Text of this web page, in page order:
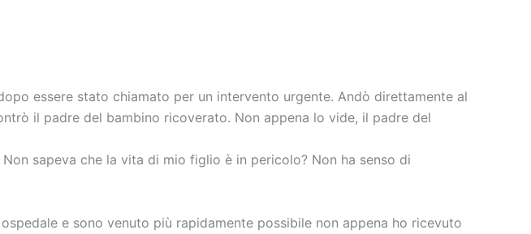
essere stato chiamato per un intervento urgente. Andò direttamente al
il padre del bambino ricoverato. Non appena lo vide, il padre del
sapeva che la vita di mio figlio è in pericolo? Non ha senso di
e sono venuto più rapidamente possibile non appena ho ricevuto